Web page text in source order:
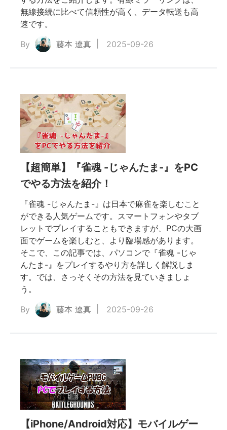
無線接続に比べて信頼性が高く、データ転送も高
速です。
By
藤本 遼真 2025-09-26
【超簡単】『雀魂 -じゃんたま-』をPC
でやる方法を紹介！
『雀魂 -じゃんたま-』は日本で麻雀を楽しむこと
ができる人気ゲームです。スマートフォンやタブ
レットでプレイすることもできますが、PCの大画
面でゲームを楽しむと、より臨場感があります。
そこで、この記事では、パソコンで『雀魂 -じゃ
んたま-』をプレイするやり方を詳しく解説しま
す。では、さっそくその方法を見ていきましょ
う。
By
藤本 遼真 2025-09-26
【iPhone/Android対応】モバイルゲー